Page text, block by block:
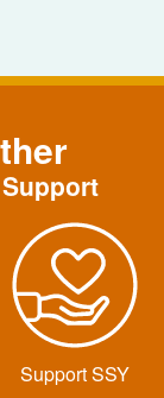
Support SSY